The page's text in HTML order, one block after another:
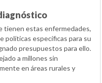
tienen estas enfermedades,
políticas específicas para su
presupuestos para ello.
a millones sin
en áreas rurales y